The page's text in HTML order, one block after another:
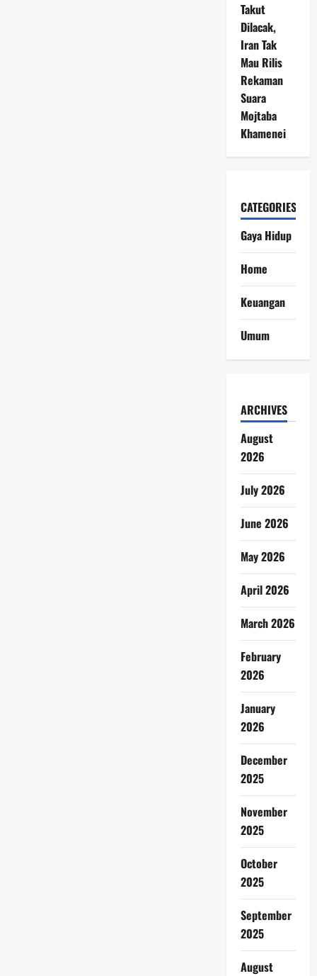
Takut
Dilacak,
Iran Tak
Mau Rilis
Rekaman
Suara
Mojtaba
Khamenei
CATEGORIES
Gaya Hidup
Home
Keuangan
Umum
ARCHIVES
August
2026
July 2026
June 2026
May 2026
April 2026
March 2026
February
2026
January
2026
December
2025
November
2025
October
2025
September
2025
August